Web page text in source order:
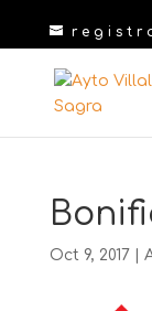
Oct 9, 2017